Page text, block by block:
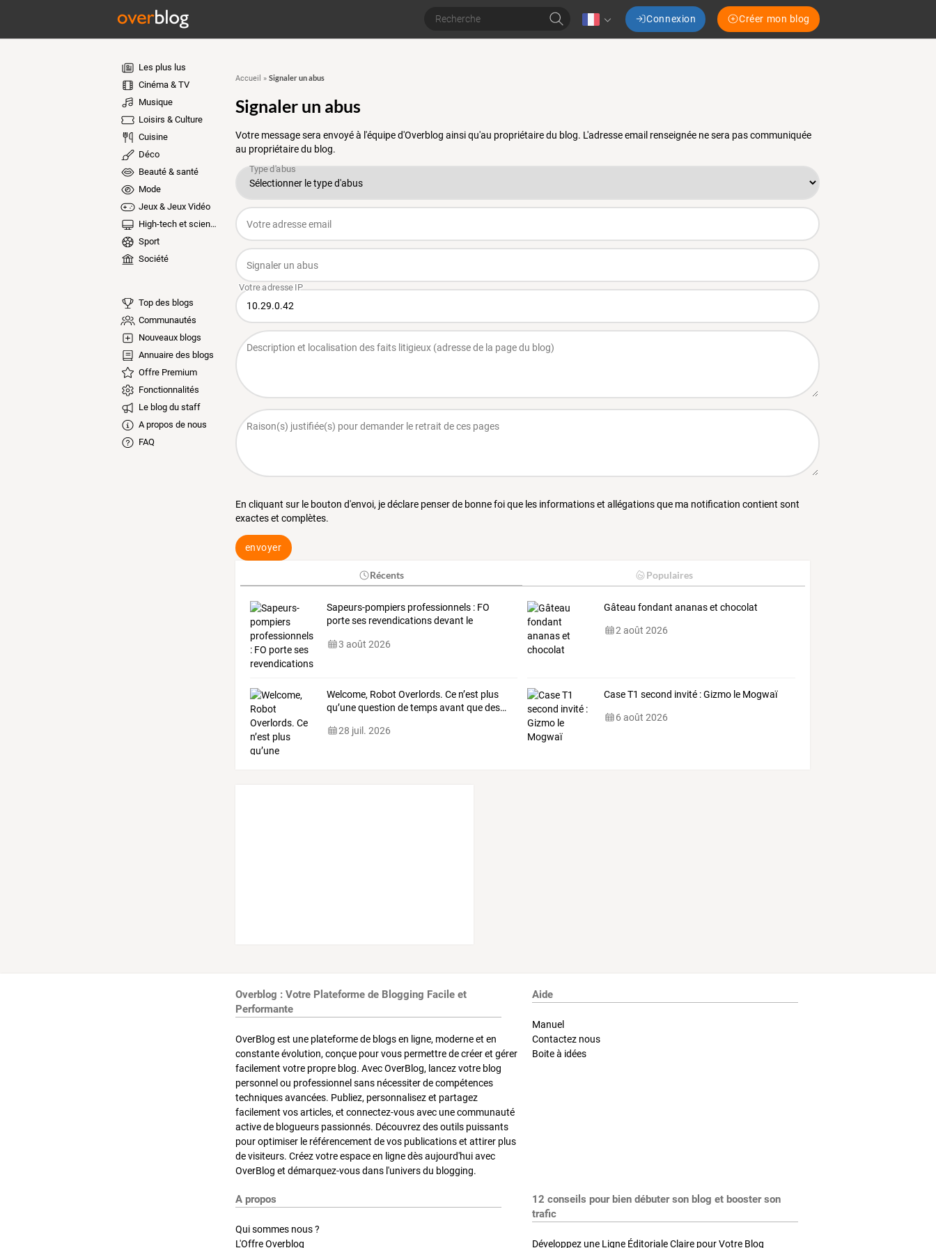
Connexion Créer mon blog
Les plus lus
Cinéma & TV
Musique
Loisirs & Culture
Cuisine
Déco
Beauté & santé
Mode
Jeux & Jeux Vidéo
High-tech et sciences
Sport
Société
Top des blogs
Communautés
Nouveaux blogs
Annuaire des blogs
Offre Premium
Fonctionnalités
Le blog du staff
A propos de nous
FAQ
Accueil » Signaler un abus
Signaler un abus
Votre message sera envoyé à l'équipe d'Overblog ainsi qu'au propriétaire du blog. L'adresse email renseignée ne sera pas communiquée
au propriétaire du blog.
En cliquant sur le bouton d'envoi, je déclare penser de bonne foi que les informations et allégations que ma notification contient sont
exactes et complètes.
envoyer
Récents Populaires
Sapeurs-pompiersprofessionnels:FO
portesesrevendicationsdevant le
3 août 2026
Gâteau fondant ananas et chocolat
2 août 2026
Welcome, Robot Overlords. Cen’est plus
qu’unequestion detempsavant quedes…
28 juil. 2026
Case T1 second invité : Gizmo le Mogwaï
6 août 2026
Overblog : Votre Plateforme de Blogging Facile et
Performante
OverBlog est une plateforme de blogs en ligne, moderne et en
constante évolution, conçue pour vous permettre de créer et gérer
facilement votre propre blog. Avec OverBlog, lancez votre blog
personnel ou professionnel sans nécessiter de compétences
techniques avancées. Publiez, personnalisez et partagez
facilement vos articles, et connectez-vous avec une communauté
active de blogueurs passionnés. Découvrez des outils puissants
pour optimiser le référencement de vos publications et attirer plus
de visiteurs. Créez votre espace en ligne dès aujourd'hui avec
OverBlog et démarquez-vous dans l'univers du blogging.
Aide
Manuel
Contactez nous
Boite à idées
A propos
Qui sommes nous ?
L'Offre Overblog
12 conseils pour bien débuter son blog et booster son
trafic
Développez une Ligne Éditoriale Claire pour Votre Blog